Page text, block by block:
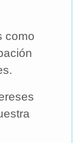
como